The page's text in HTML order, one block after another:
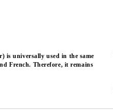
universally used in the same
French. Therefore, it remains